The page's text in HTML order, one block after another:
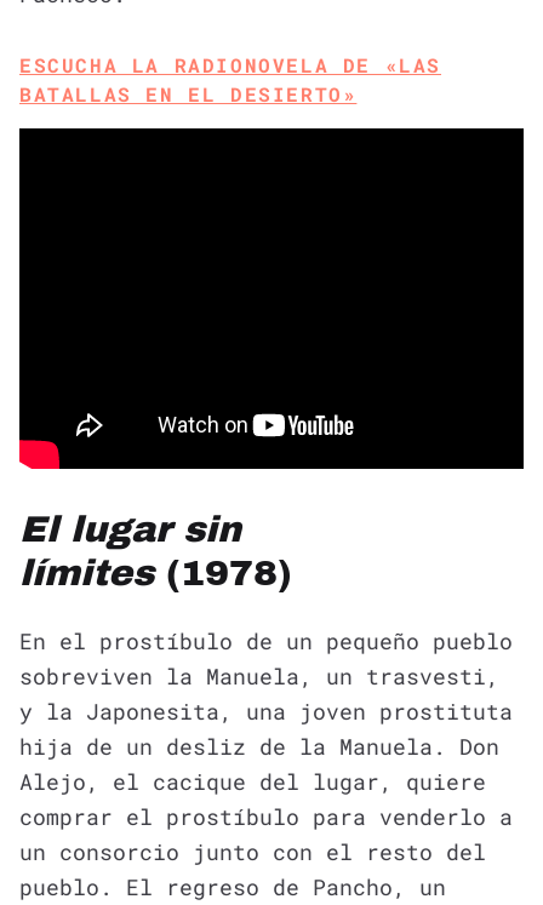
ESCUCHA LA RADIONOVELA DE «LAS
BATALLAS EN EL DESIERTO»
El lugar sin
límites(1978)
En el prostíbulo de un pequeño pueblo
sobreviven la Manuela, un trasvesti,
y la Japonesita, una joven prostituta
hija de un desliz de la Manuela. Don
Alejo, el cacique del lugar, quiere
comprar el prostíbulo para venderlo a
un consorcio junto con el resto del
pueblo. El regreso de Pancho, un